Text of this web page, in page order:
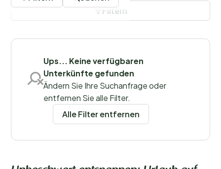
dem Gelände. Es ist wichtig, sich an diese Regeln zu
halten, um eine angenehme Atmosphäre für alle Gäste
zu gewährleisten.
Regionen
Filter speichern
Filtern
Ups... Keine verfügbaren
Unterkünfte gefunden
Ändern Sie Ihre Suchanfrage oder
entfernen Sie alle Filter.
Alle Filter entfernen